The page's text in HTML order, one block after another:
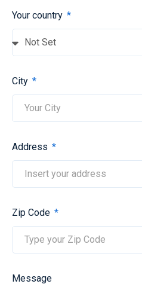
Your country
City
Address
Zip Code
Message